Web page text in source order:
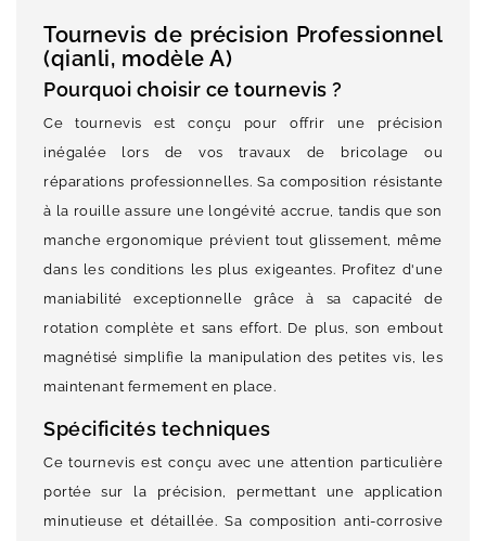
Tournevis de précision Professionnel
(qianli, modèle A)
Pourquoi choisir ce tournevis ?
Ce tournevis est conçu pour offrir une précision
inégalée lors de vos travaux de bricolage ou
réparations professionnelles. Sa composition résistante
à la rouille assure une longévité accrue, tandis que son
manche ergonomique prévient tout glissement, même
dans les conditions les plus exigeantes. Profitez d'une
maniabilité exceptionnelle grâce à sa capacité de
rotation complète et sans effort. De plus, son embout
magnétisé simplifie la manipulation des petites vis, les
maintenant fermement en place.
Spécificités techniques
Ce tournevis est conçu avec une attention particulière
portée sur la précision, permettant une application
minutieuse et détaillée. Sa composition anti-corrosive